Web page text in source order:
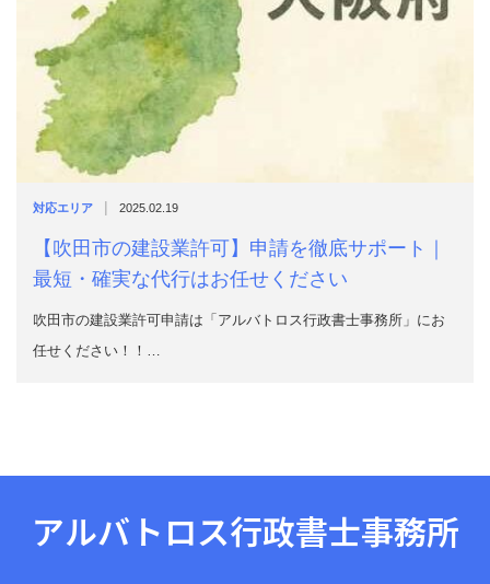
対応エリア | 2025.02.19
【吹田市の建設業許可】申請を徹底サポート｜
最短・確実な代行はお任せください
吹田市の建設業許可申請は「アルバトロス行政書士事務所」にお
任せください！！…
アルバトロス行政書士事務所